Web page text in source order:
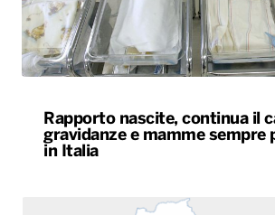
Rapporto nascite, continua il
gravidanze e mamme sempre
in Italia